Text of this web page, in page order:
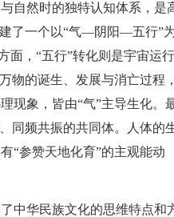
自然时的独特认知体系，是
了一个以“气—阴阳—五行”
面，“五行”转化则是宇宙运行
物的诞生、发展与消亡过程，
现象，皆由“气”主导生化。
同频共振的共同体。人体的
“参赞天地化育”的主观能动
中华民族文化的思维特点和